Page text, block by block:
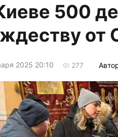
500
от
2025 20:10 277